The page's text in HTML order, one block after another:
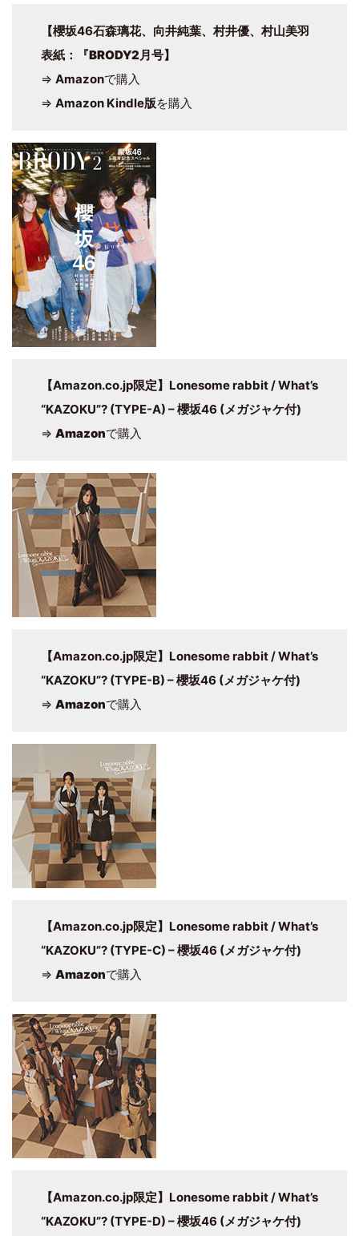
【櫻坂46石森璃花、向井純葉、村井優、村山美羽
表紙： 『BRODY2月号】
⇒ Amazonで購入
⇒ Amazon Kindle版を購入
【Amazon.co.jp限定】Lonesome rabbit / What’s
“KAZOKU”? (TYPE-A) – 櫻坂46 (メガジャケ付)
⇒ Amazonで購入
【Amazon.co.jp限定】Lonesome rabbit / What’s
“KAZOKU”? (TYPE-B) – 櫻坂46 (メガジャケ付)
⇒ Amazonで購入
【Amazon.co.jp限定】Lonesome rabbit / What’s
“KAZOKU”? (TYPE-C) – 櫻坂46 (メガジャケ付)
⇒ Amazonで購入
【Amazon.co.jp限定】Lonesome rabbit / What’s
“KAZOKU”? (TYPE-D) – 櫻坂46 (メガジャケ付)